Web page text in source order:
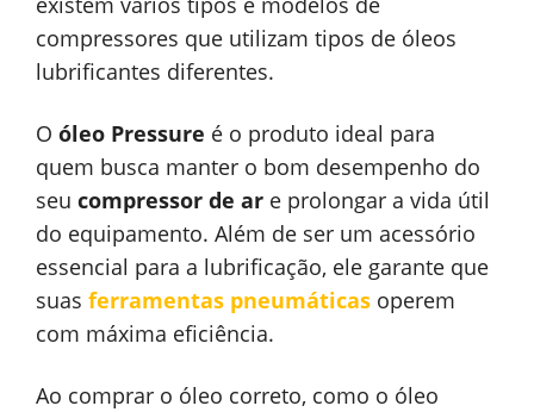
compressores que utilizam tipos de óleos
lubrificantes diferentes.
O óleo Pressure é o produto ideal para
quem busca manter o bom desempenho do
seu compressor de ar e prolongar a vida útil
do equipamento. Além de ser um acessório
essencial para a lubrificação, ele garante que
suas ferramentas pneumáticas operem
com máxima eficiência.
Ao comprar o óleo correto, como o óleo